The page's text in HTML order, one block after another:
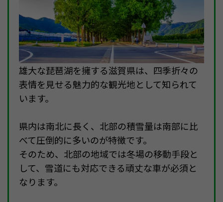
雄大な琵琶湖を擁する滋賀県は、四季折々の
表情を見せる魅力的な観光地として知られて
います。
県内は南北に長く、北部の積雪量は南部に比
べて圧倒的に多いのが特徴です。
そのため、北部の地域では冬場の移動手段と
して、雪道にも対応できる頑丈な車が必須と
なります。